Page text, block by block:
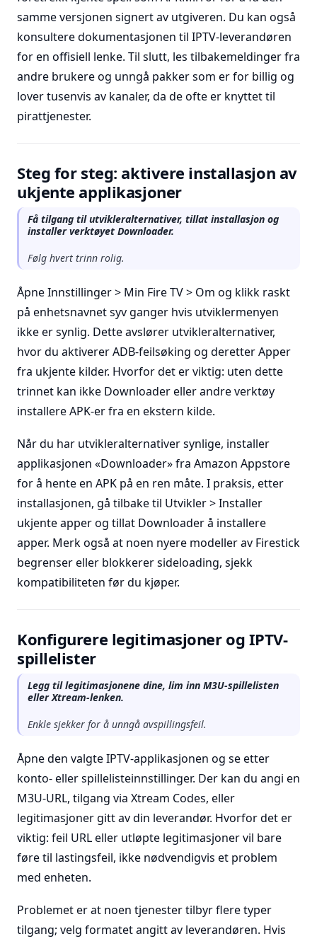
samme versjonen signert av utgiveren. Du kan også
konsultere dokumentasjonen til IPTV-leverandøren
for en offisiell lenke. Til slutt, les tilbakemeldinger fra
andre brukere og unngå pakker som er for billig og
lover tusenvis av kanaler, da de ofte er knyttet til
pirattjenester.
Steg for steg: aktivere installasjon av
ukjente applikasjoner
Få tilgang til utvikleralternativer, tillat installasjon og
installer verktøyet Downloader.
Følg hvert trinn rolig.
Åpne Innstillinger > Min Fire TV > Om og klikk raskt
på enhetsnavnet syv ganger hvis utviklermenyen
ikke er synlig. Dette avslører utvikleralternativer,
hvor du aktiverer ADB-feilsøking og deretter Apper
fra ukjente kilder. Hvorfor det er viktig: uten dette
trinnet kan ikke Downloader eller andre verktøy
installere APK-er fra en ekstern kilde.
Når du har utvikleralternativer synlige, installer
applikasjonen «Downloader» fra Amazon Appstore
for å hente en APK på en ren måte. I praksis, etter
installasjonen, gå tilbake til Utvikler > Installer
ukjente apper og tillat Downloader å installere
apper. Merk også at noen nyere modeller av Firestick
begrenser eller blokkerer sideloading, sjekk
kompatibiliteten før du kjøper.
Konfigurere legitimasjoner og IPTV-
spillelister
Legg til legitimasjonene dine, lim inn M3U-spillelisten
eller Xtream-lenken.
Enkle sjekker for å unngå avspillingsfeil.
Åpne den valgte IPTV-applikasjonen og se etter
konto- eller spillelisteinnstillinger. Der kan du angi en
M3U-URL, tilgang via Xtream Codes, eller
legitimasjoner gitt av din leverandør. Hvorfor det er
viktig: feil URL eller utløpte legitimasjoner vil bare
føre til lastingsfeil, ikke nødvendigvis et problem
med enheten.
Problemet er at noen tjenester tilbyr flere typer
tilgang; velg formatet angitt av leverandøren. Hvis